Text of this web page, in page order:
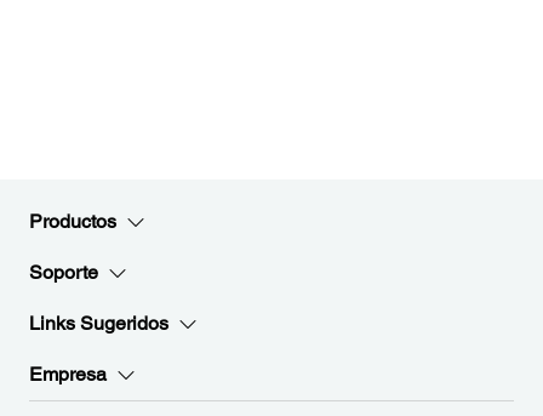
Productos
Soporte
Links Sugeridos
Empresa